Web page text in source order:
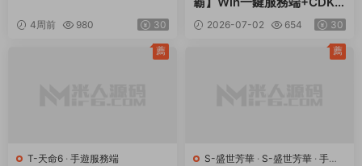
4周前 980 30
授權後台+簡易安卓+視頻架
設教程
2026-07-02 654 30
T-天命6 · 手遊服務端
薦
S-盛世芳華 · S-盛世芳華 · 手遊
薦